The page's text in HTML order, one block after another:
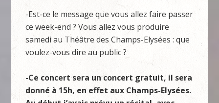
-Est-ce le message que vous allez faire passer
ce week-end ? Vous allez vous produire
samedi au Théâtre des Champs-Elysées : que
voulez-vous dire au public ?
-Ce concert sera un concert gratuit, il sera
donné à 15h, en effet aux Champs-Elysées.